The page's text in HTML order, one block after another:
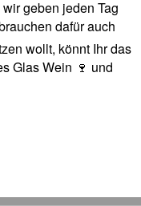
geben jeden Tag
dafür auch
wollt, könnt Ihr das
Glas Wein 🍷 und